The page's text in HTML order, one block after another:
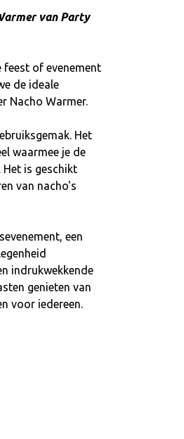
van Party
feest of evenement
de ideale
Nacho Warmer.
Het
waarmee je de
Het is geschikt
van nacho's
een
indrukwekkende
genieten van
voor iedereen.